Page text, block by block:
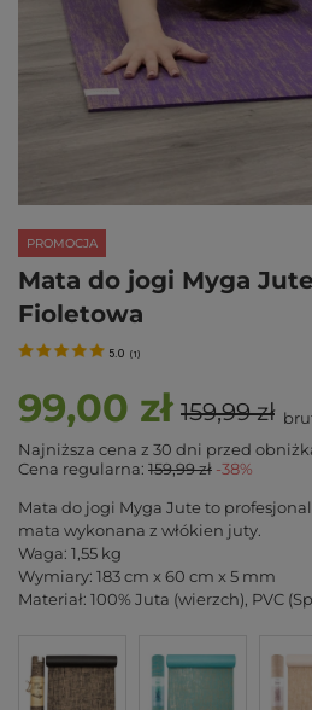
PROMOCJA
Mata do jogi Myga
Fioletowa
5.0 (1)
99,00 zł 159,99 zł
Najniższa cena z 30 dni przed
Cena regularna: 159,99 zł -38%
Mata do jogi Myga Jute to
mata wykonana z włókien juty.
Waga: 1,55 kg
Wymiary: 183 cm x 60 cm x 5 mm
Materiał: 100% Juta (wierzch), PVC